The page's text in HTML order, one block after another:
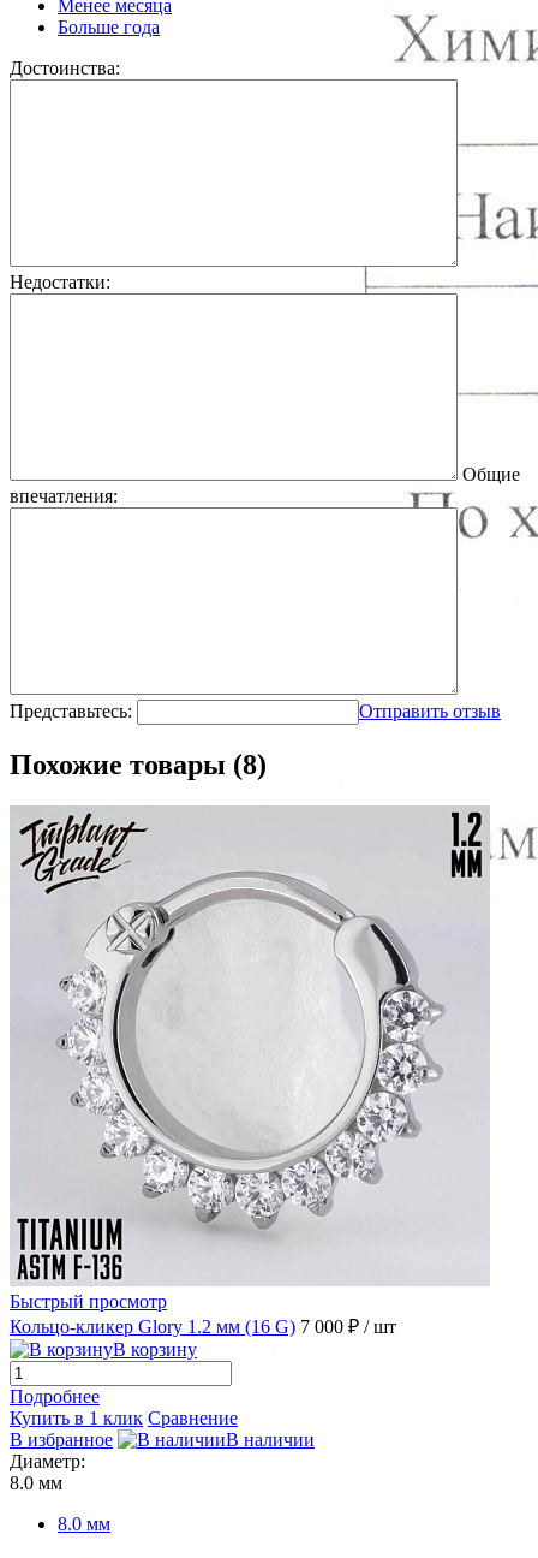
Менее месяца
Больше года
Достоинства:
Недостатки:
Общие
впечатления:
Представьтесь: Отправить отзыв
Похожие товары (8)
Быстрый просмотр
Кольцо-кликер Glory 1.2 мм (16 G) 7 000 ₽ / шт
В корзину
Подробнее
Купить в 1 клик Сравнение
В избранное
В наличии
Диаметр:
8.0 мм
8.0 мм